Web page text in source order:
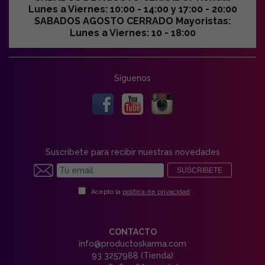
Lunes a Viernes: 10:00 - 14:00 y 17:00 - 20:00
SABADOS AGOSTO CERRADO Mayoristas:
Lunes a Viernes: 10 - 18:00
Síguenos
Suscríbete para recibir nuestras novedades
SUSCRIBETE
Acepto la política de privacidad
CONTACTO
info@productoskarma.com
93 3257988 (Tienda)